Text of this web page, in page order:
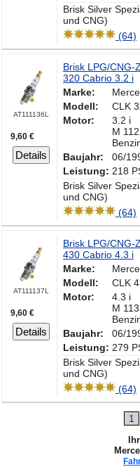
Brisk Silver
und CNG)
(64)
AT111136L
9,60 €
Details
Brisk LPG/CNG-
320 Cabrio 3.2 i
Marke:
Modell:
CLK
Motor:
3.2 i
M
Baujahr:
06/
Leistung: 218
Brisk Silver
und CNG)
(64)
AT111137L
9,60 €
Details
Brisk LPG/CNG-
430 Cabrio 4.3 i
Marke:
Modell:
CLK
Motor:
4.3 i
M
Baujahr:
06/
Leistung: 279
Brisk Silver
und CNG)
(64)
1